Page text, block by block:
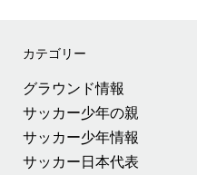
カテゴリー
グラウンド情報
サッカー少年の親
サッカー少年情報
サッカー日本代表